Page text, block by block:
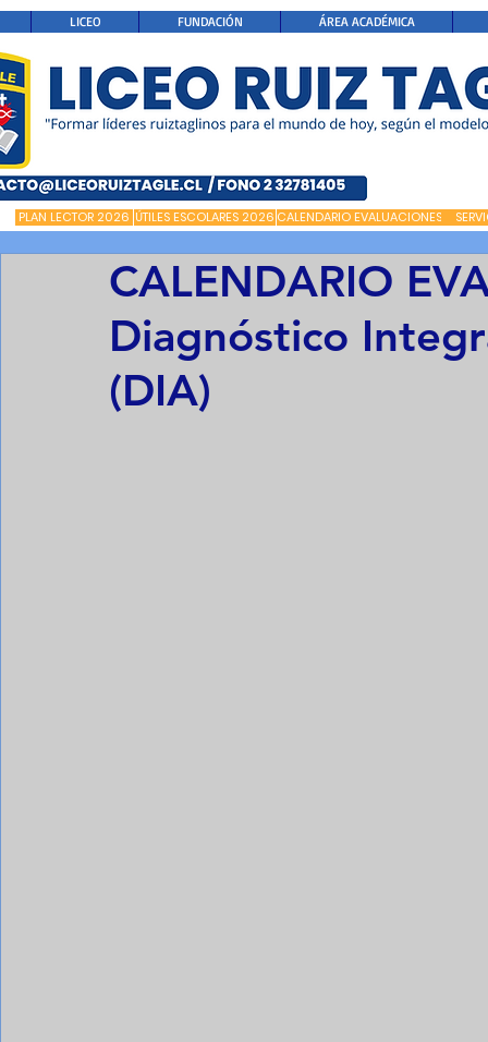
LICEO FUNDACIÓN ÁREA ACADÉMICA
PLAN LECTOR 2026 ÚTILES ESCOLARES 2026 CALENDARIO EVALUACIONES
CALENDARIO
Diagnóstico
(DIA)